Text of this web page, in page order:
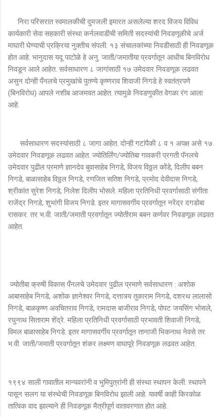
निरा परिसरात स्वमालकीची दुमजली इमारत असलेल्या शरद विजय विविध
कार्यकारी सेवा सहकारी संस्था कर्नलवाडीची समिती सदस्यांची निवडणूकीचे अर्ज
माघारी घेण्याची प्रक्रिया नुक्तीच संपली. १३ संचालकांच्या निवडीसाठी ही निवडणूक
होत आहे. भानुदास यदू पाटोळे हे अनु. जाती/जमातीया प्रवर्गातून आधीच बिनविरोध
निवडून आले आहेत. सर्वसाधारण ८ जागांसाठी १७ उमेदवार निवडणूक लढवत
असुन दोन्ही पँनलचे प्रमुखांचे पुतण्ये कृष्णराव शिवाजी निगडे हे स्वतंत्रपणे
(बिनविरोध) आपले नशीब आजमवत आहेत. त्यामुळे निवडणुकीत वेगळा रंग आला
आहे.
सर्वसाधारण सदस्यांसाठी ८ जागा आहेत. दोन्ही गटांपैकी ८ व १ अपक्ष असे १७
उमेदवार निवडणूक लढवत आहेत. ज्योतिर्लिंग/ज्योतिबा गावकरी प्रगती पॅनलचे
उमेदवार पुढील प्रमाणे ज्ञानदेव बुवासाहेब निगडे, विजय विठ्ठल कोंडे, दिलीप बबन
निगडे, बाळासाहेब विठ्ठल निगडे, रणजित सतिश निगडे, प्रमोद देवीदास निगडे,
श्रीकांत सुरेश निगडे, निलेश दिलीप भोसले. महिला प्रतिनिधी प्रवर्गासाठी संगीता
राजेंद्र निगडे, शुभांगी विजय निगडे. इतर मागासवर्गीय प्रवर्गातून नरेंद्र दगडोबा
रासकर. तर भ.वी. जाती/जमाती प्रवर्गातून ज्योतीराम बबन कर्णवर निवडणूक लढवत
आहेत.
ज्योतीबा क्रुषी विकास पँनलचे उमेदवार पुढील प्रमाणे सर्वसाधारण : अशोक
आबासाहेब निगडे, अशोक ज्ञानेश्वर निगडे, दत्तात्र्य तुकाराम निगडे, दशरथ लालासो
निगडे, बाळकृष्ण अवचितराव निगडे, रामदास बाजीराव निगडे, पोपट जयसिंग भोसले,
रघुनाथ सिताराम शेंद्रे. महिला प्रतिनिधी प्रवर्गासाठी प्रभावती शिवाजी निगडे,
विमल बाळासाहेब निगडे. इतर मागासवर्गीय प्रवर्गातून तानाजी भिकनाथ नेवसे तर
भ.वी. जाती/जमाती प्रवर्गातून शंकर लक्ष्मण वाघापूरे निवडणूक लढवत आहेत.
१९९४ साली गावातील मान्यवरांनी व भुमिपुत्रांनी ही संस्था स्थापन केली. स्थापने
पासून सलग या संस्थेची निवडणूक बिनविरोध झाली आहे. यावर्षी काही किरकोळ
तात्विक वाद झाल्याने ही निवडणूक मैत्रीपूर्ण वातावरणात होत आहे.